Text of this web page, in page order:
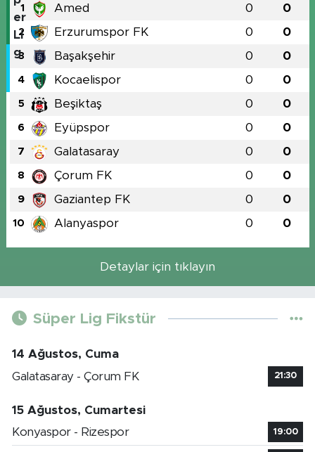
1 Amed 0 0
2 Erzurumspor FK 0 0
3 Başakşehir 0 0
4 Kocaelispor 0 0
5 Beşiktaş 0 0
6 Eyüpspor 0 0
7 Galatasaray 0 0
8 Çorum FK 0 0
9 Gaziantep FK 0 0
10 Alanyaspor 0 0
Detaylar için tıklayın
Süper Lig Fikstür
14 Ağustos, Cuma
Galatasaray - Çorum FK
21:30
15 Ağustos, Cumartesi
Konyaspor - Rizespor
19:00